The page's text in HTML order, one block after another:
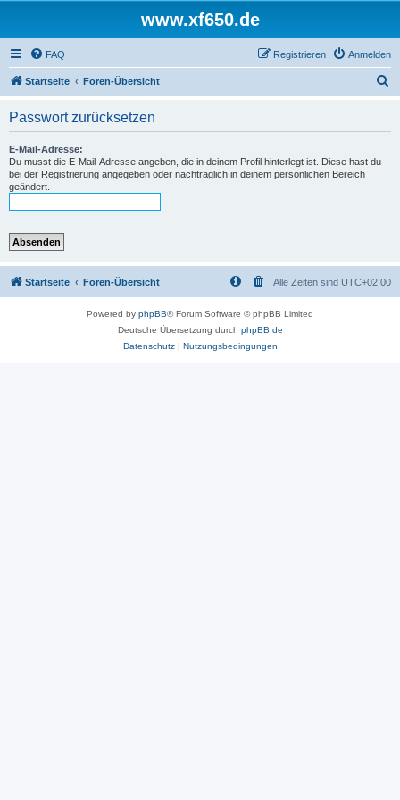
www.xf650.de
FAQ Anmelden
Registrieren
Startseite Foren-Übersicht
Passwort zurücksetzen
E-Mail-Adresse:
Du musst die E-Mail-Adresse angeben, die in deinem Profil hinterlegt ist. Diese hast du
bei der Registrierung angegeben oder nachträglich in deinem persönlichen Bereich
geändert.
Startseite Foren-Übersicht Alle Zeiten sind UTC+02:00
Powered by phpBB® Forum Software © phpBB Limited
Deutsche Übersetzung durch phpBB.de
Datenschutz| Nutzungsbedingungen